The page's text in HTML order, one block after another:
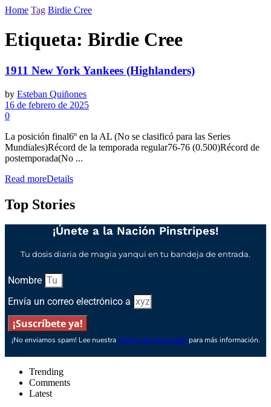
Home Tag Birdie Cree
Etiqueta: Birdie Cree
1911 New York Yankees (Highlanders)
by Esteban Quiñones
16 de febrero de 2025
0
La posición final6º en la AL (No se clasificó para las Series
Mundiales)Récord de la temporada regular76-76 (0.500)Récord de
postemporada(No ...
Read moreDetails
Top Stories
¡Únete a la Nación Pinstripes!
Tu dosis diaria de magia yanqui en tu bandeja de entrada.
Nombre
Envía un correo electrónico a
¡Suscríbete ya!
¡No enviamos spam! Lee nuestra política de privacidad para más información.
Trending
Comments
Latest